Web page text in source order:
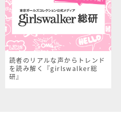
読者のリアルな声からトレンド
を読み解く『girlswalker総
研』